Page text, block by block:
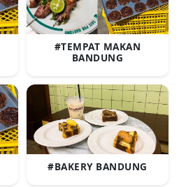
#TEMPAT MAKAN
BANDUNG
#BAKERY BANDUNG